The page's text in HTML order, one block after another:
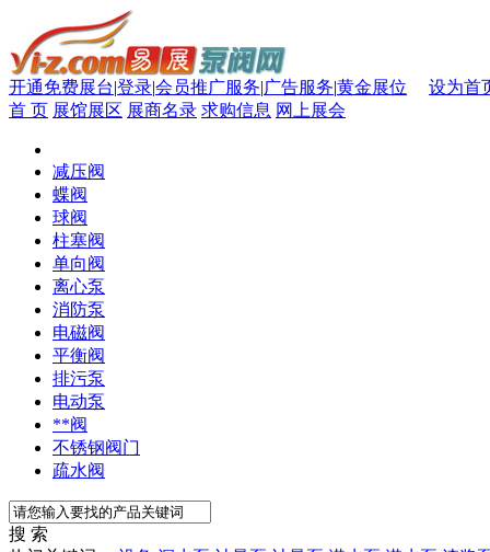
开通免费展台|登录|会员推广服务|广告服务|黄金展位
设为首
首 页 展馆展区 展商名录 求购信息 网上展会
减压阀
蝶阀
球阀
柱塞阀
单向阀
离心泵
消防泵
电磁阀
平衡阀
排污泵
电动泵
**阀
不锈钢阀门
疏水阀
搜 索